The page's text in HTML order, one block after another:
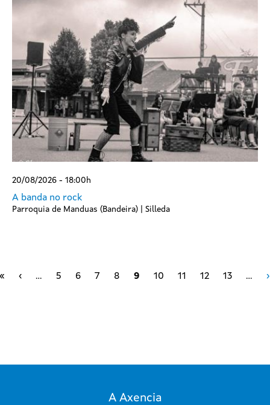
20/08/2026 - 18:00h
A banda no rock
Parroquia de Manduas (Bandeira) | Silleda
Paxinación
« First page
‹Páxina anterior
… 5 6 7 8 9 10 11 12 13 … ›
A Axencia